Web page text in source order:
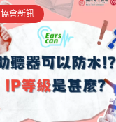
協會新訊